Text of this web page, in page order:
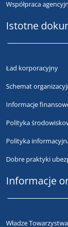
Współpraca
Istotne
Ład korporacyjny
Schemat
Informacje
Polityka
Polityka
Dobre praktyki
Informacje
Władze